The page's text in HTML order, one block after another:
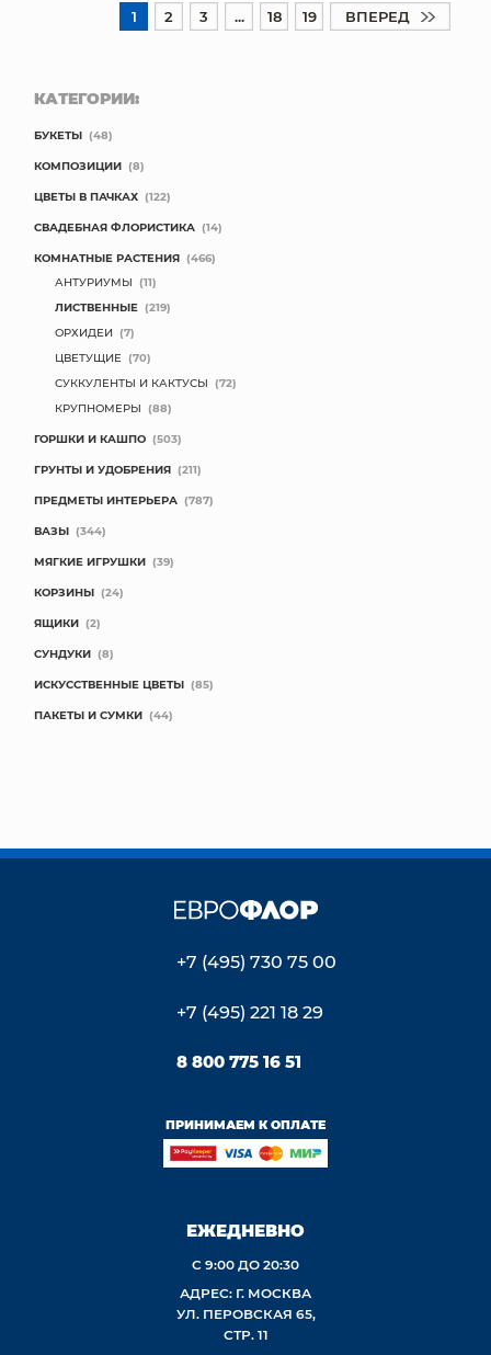
1 2 3 ... 18 19 ВПЕРЕД
КАТЕГОРИИ:
БУКЕТЫ (48)
КОМПОЗИЦИИ (8)
ЦВЕТЫ В ПАЧКАХ (122)
СВАДЕБНАЯ ФЛОРИСТИКА (14)
КОМНАТНЫЕ РАСТЕНИЯ (466)
АНТУРИУМЫ (11)
ЛИСТВЕННЫЕ (219)
ОРХИДЕИ (7)
ЦВЕТУЩИЕ (70)
СУККУЛЕНТЫ И КАКТУСЫ (72)
КРУПНОМЕРЫ (88)
ГОРШКИ И КАШПО (503)
ГРУНТЫ И УДОБРЕНИЯ (211)
ПРЕДМЕТЫ ИНТЕРЬЕРА (787)
ВАЗЫ (344)
МЯГКИЕ ИГРУШКИ (39)
КОРЗИНЫ (24)
ЯЩИКИ (2)
СУНДУКИ (8)
ИСКУССТВЕННЫЕ ЦВЕТЫ (85)
ПАКЕТЫ И СУМКИ (44)
+7 (495) 730 75 00
+7 (495) 221 18 29
8 800 775 16 51
ПРИНИМАЕМ К ОПЛАТЕ
ЕЖЕДНЕВНО
С 9:00 ДО 20:30
АДРЕС: Г. МОСКВА
УЛ. ПЕРОВСКАЯ 65,
СТР. 11